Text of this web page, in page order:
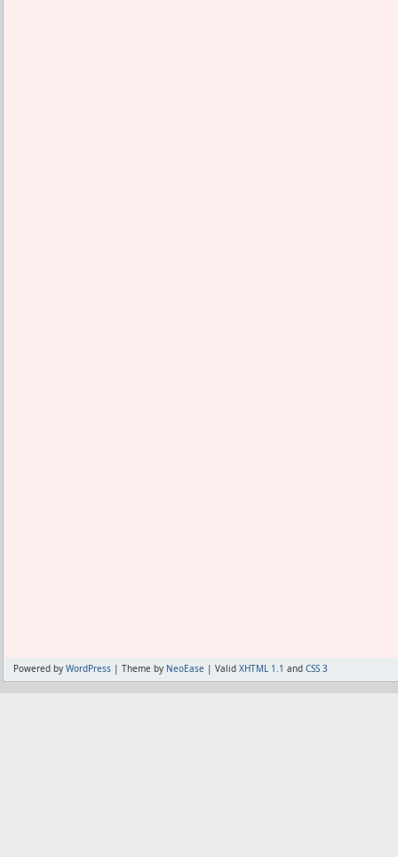
Powered by WordPress | Theme by NeoEase | Valid XHTML 1.1 and CSS 3